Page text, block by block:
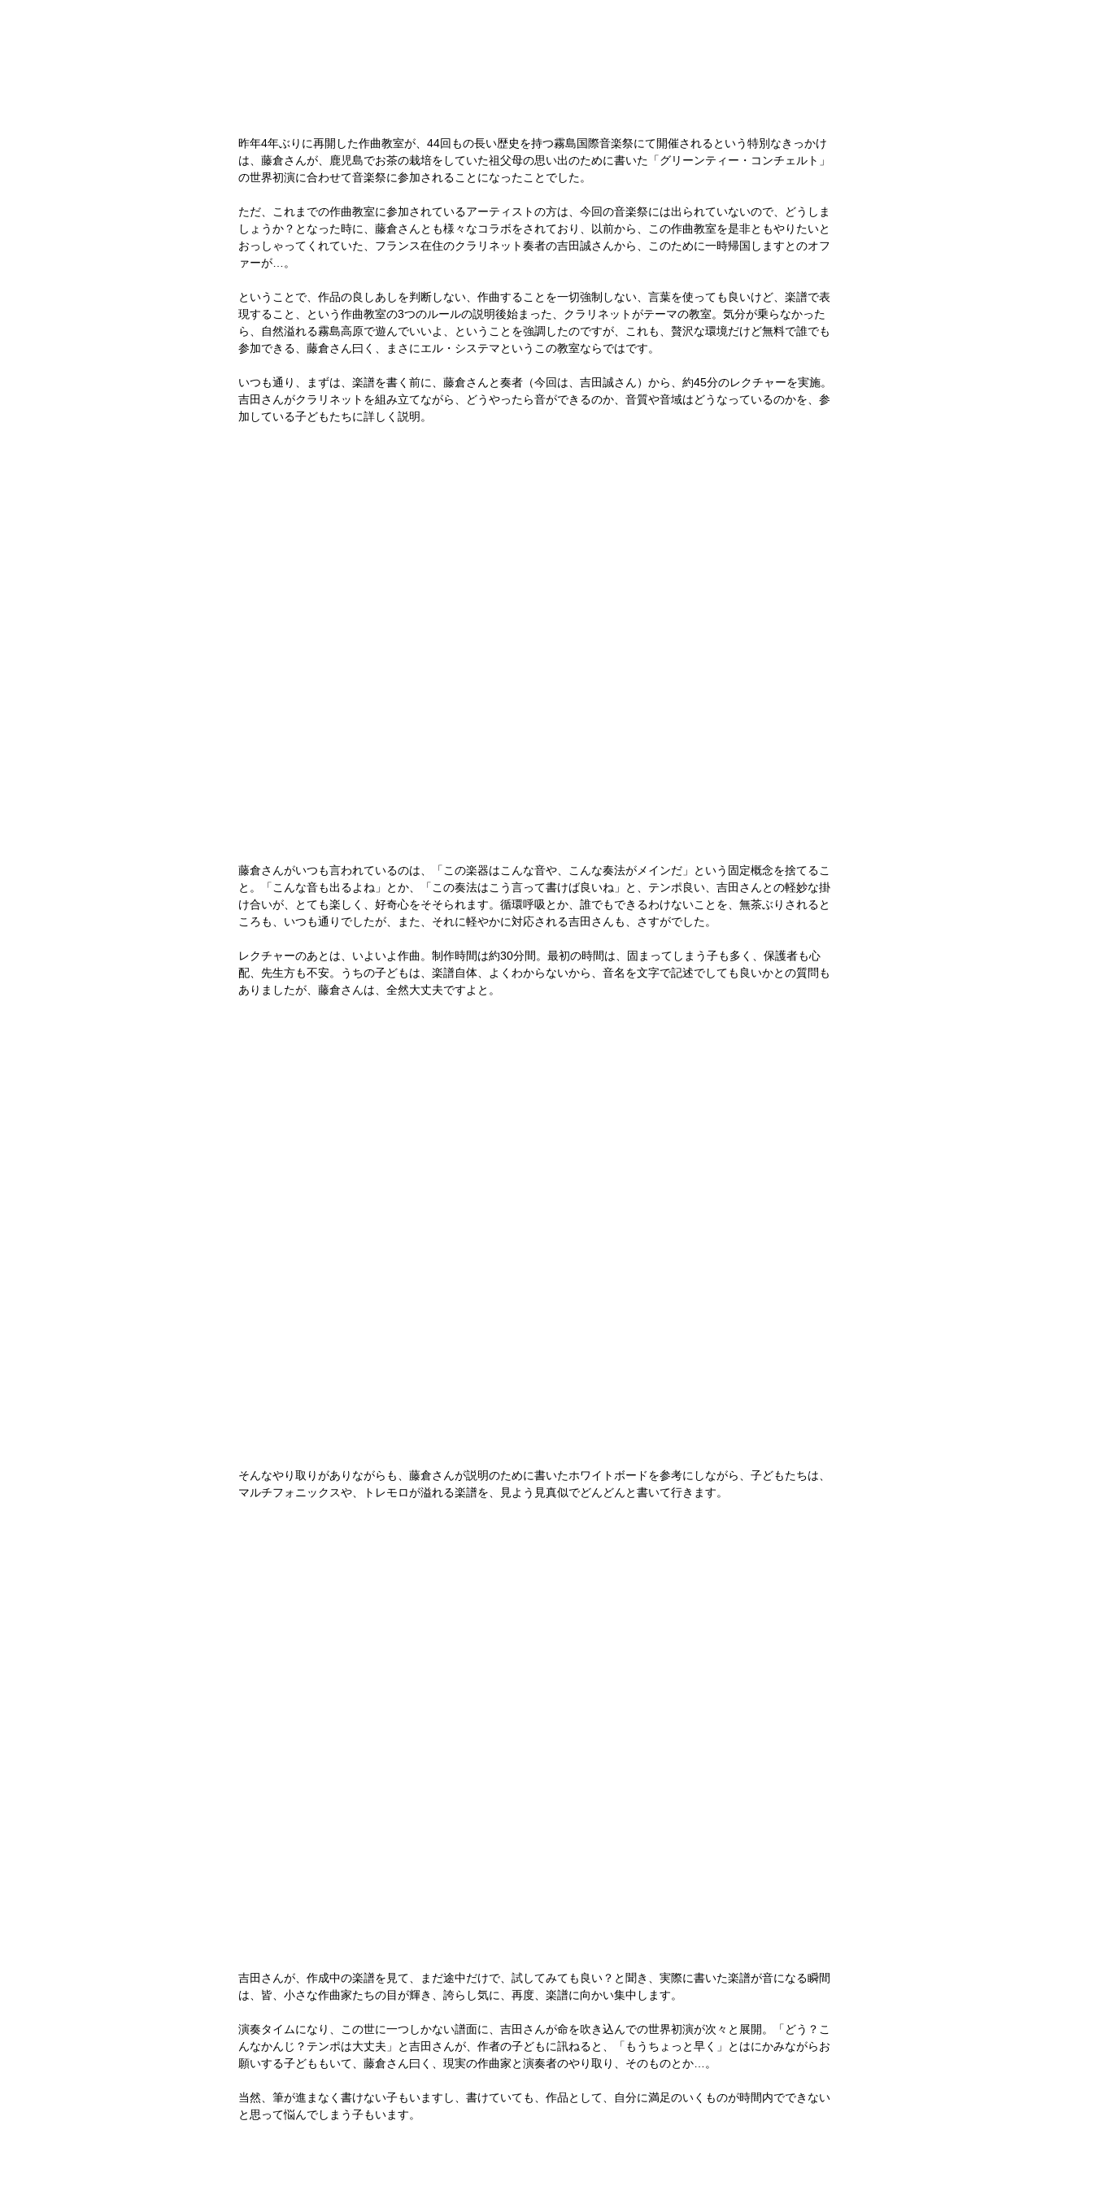
昨年4年ぶりに再開した作曲教室が、44回もの長い歴史を持つ霧島国際音楽祭にて開催されるという特別なきっかけ
は、藤倉さんが、鹿児島でお茶の栽培をしていた祖父母の思い出のために書いた「グリーンティー・コンチェルト」
の世界初演に合わせて音楽祭に参加されることになったことでした。
ただ、これまでの作曲教室に参加されているアーティストの方は、今回の音楽祭には出られていないので、どうしま
しょうか？となった時に、藤倉さんとも様々なコラボをされており、以前から、この作曲教室を是非ともやりたいと
おっしゃってくれていた、フランス在住のクラリネット奏者の吉田誠さんから、このために一時帰国しますとのオフ
ァーが…。
ということで、作品の良しあしを判断しない、作曲することを一切強制しない、言葉を使っても良いけど、楽譜で表
現すること、という作曲教室の3つのルールの説明後始まった、クラリネットがテーマの教室。気分が乗らなかった
ら、自然溢れる霧島高原で遊んでいいよ、ということを強調したのですが、これも、贅沢な環境だけど無料で誰でも
参加できる、藤倉さん曰く、まさにエル・システマというこの教室ならではです。
いつも通り、まずは、楽譜を書く前に、藤倉さんと奏者（今回は、吉田誠さん）から、約45分のレクチャーを実施。
吉田さんがクラリネットを組み立てながら、どうやったら音ができるのか、音質や音域はどうなっているのかを、参
加している子どもたちに詳しく説明。
藤倉さんがいつも言われているのは、「この楽器はこんな音や、こんな奏法がメインだ」という固定概念を捨てるこ
と。「こんな音も出るよね」とか、「この奏法はこう言って書けば良いね」と、テンポ良い、吉田さんとの軽妙な掛
け合いが、とても楽しく、好奇心をそそられます。循環呼吸とか、誰でもできるわけないことを、無茶ぶりされると
ころも、いつも通りでしたが、また、それに軽やかに対応される吉田さんも、さすがでした。
レクチャーのあとは、いよいよ作曲。制作時間は約30分間。最初の時間は、固まってしまう子も多く、保護者も心
配、先生方も不安。うちの子どもは、楽譜自体、よくわからないから、音名を文字で記述でしても良いかとの質問も
ありましたが、藤倉さんは、全然大丈夫ですよと。
そんなやり取りがありながらも、藤倉さんが説明のために書いたホワイトボードを参考にしながら、子どもたちは、
マルチフォニックスや、トレモロが溢れる楽譜を、見よう見真似でどんどんと書いて行きます。
吉田さんが、作成中の楽譜を見て、まだ途中だけで、試してみても良い？と聞き、実際に書いた楽譜が音になる瞬間
は、皆、小さな作曲家たちの目が輝き、誇らし気に、再度、楽譜に向かい集中します。
演奏タイムになり、この世に一つしかない譜面に、吉田さんが命を吹き込んでの世界初演が次々と展開。「どう？こ
んなかんじ？テンポは大丈夫」と吉田さんが、作者の子どもに訊ねると、「もうちょっと早く」とはにかみながらお
願いする子どももいて、藤倉さん曰く、現実の作曲家と演奏者のやり取り、そのものとか…。
当然、筆が進まなく書けない子もいますし、書けていても、作品として、自分に満足のいくものが時間内でできない
と思って悩んでしまう子もいます。